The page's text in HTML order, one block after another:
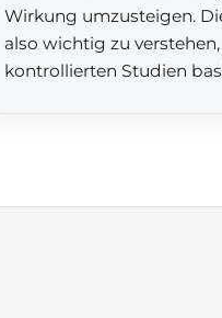
Wirkung umzusteigen.
also wichtig zu
kontrollierten Studien